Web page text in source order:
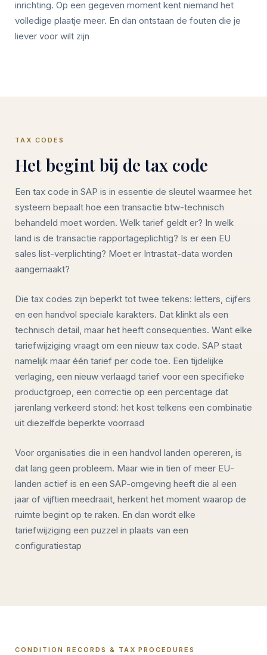
inrichting. Op een gegeven moment kent niemand het
volledige plaatje meer. En dan ontstaan de fouten die je
liever voor wilt zijn
TAX CODES
Het begint bij de tax code
Een tax code in SAP is in essentie de sleutel waarmee het
systeem bepaalt hoe een transactie btw-technisch
behandeld moet worden. Welk tarief geldt er? In welk
land is de transactie rapportageplichtig? Is er een EU
sales list-verplichting? Moet er Intrastat-data worden
aangemaakt?
Die tax codes zijn beperkt tot twee tekens: letters, cijfers
en een handvol speciale karakters. Dat klinkt als een
technisch detail, maar het heeft consequenties. Want elke
tariefwijziging vraagt om een nieuw tax code. SAP staat
namelijk maar één tarief per code toe. Een tijdelijke
verlaging, een nieuw verlaagd tarief voor een specifieke
productgroep, een correctie op een percentage dat
jarenlang verkeerd stond: het kost telkens een combinatie
uit diezelfde beperkte voorraad
Voor organisaties die in een handvol landen opereren, is
dat lang geen probleem. Maar wie in tien of meer EU-
landen actief is en een SAP-omgeving heeft die al een
jaar of vijftien meedraait, herkent het moment waarop de
ruimte begint op te raken. En dan wordt elke
tariefwijziging een puzzel in plaats van een
configuratiestap
CONDITION RECORDS & TAX PROCEDURES